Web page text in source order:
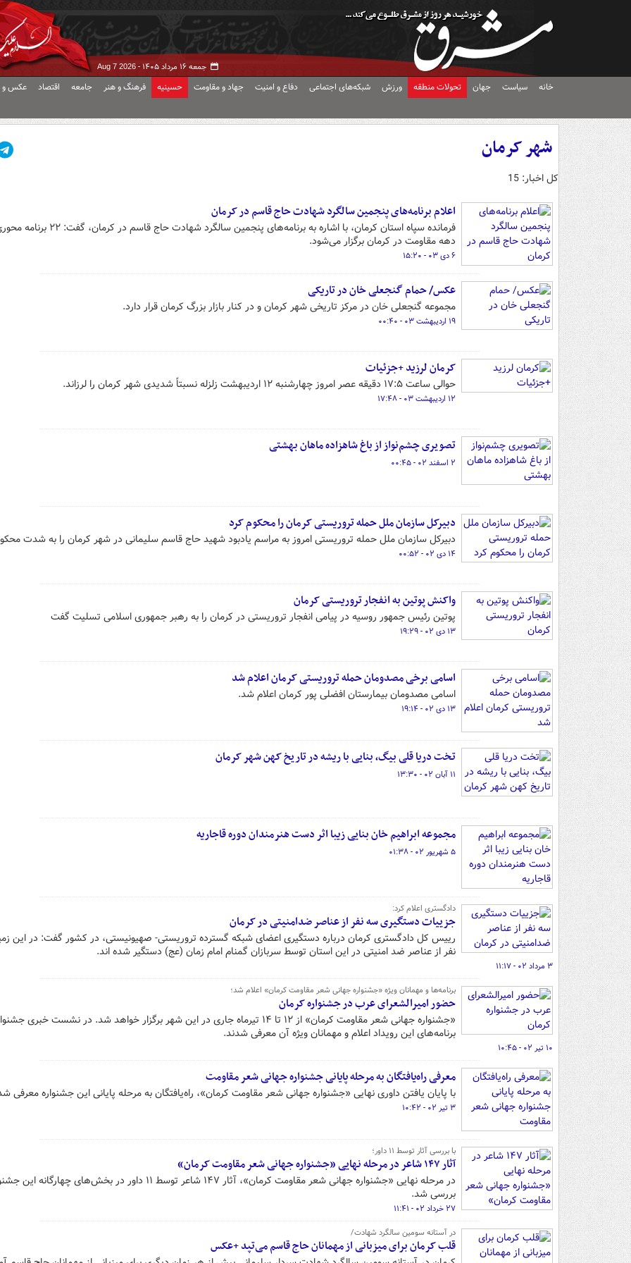
جمعه ۱۶ مرداد ۱۴۰۵ - Aug 7 2026
خانه سیاست جهان تحولات منطقه ورزش شبکه‌های اجتماعی دفاع و امنیت جهاد و مقاومت حسینیه فرهنگ و هنر جامعه اقتصاد عکس و
شهر کرمان
کل اخبار: 15
اعلام برنامه‌های پنجمین سالگرد شهادت حاج قاسم در کرمان
فرمانده سپاه استان کرمان، با اشاره به برنامه‌های پنجمین
دهه مقاومت در کرمان برگزار می‌شود.
۶ دی ۰۳ - ۱۵:۲۰
عکس/ حمام گنجعلی خان در تاریکی
مجموعه گنجعلی خان در مرکز تاریخی شهر کرمان و در کنار بازار بزرگ کرمان قرار دارد.
۱۹ اردیبهشت ۰۳ - ۰۰:۴۰
کرمان لرزید +جزئیات
حوالی ساعت ۱۷:۵ دقیقه عصر امروز چهارشنبه ۱۲ اردیبهشت زلزله نسبتاً شدیدی شهر کرمان را لرزاند.
۱۲ اردیبهشت ۰۳ - ۱۷:۴۸
تصویری چشم‌نواز از باغ شاهزاده ماهان بهشتی
۲ اسفند ۰۲ - ۰۰:۴۵
دبیرکل سازمان ملل حمله تروریستی کرمان را محکوم کرد
دبیرکل سازمان ملل حمله تروریستی امروز به مراسم یادبود شهید حاج قاسم سلیمانی در شهر کرمان را به شدت
۱۴ دی ۰۲ - ۰۰:۵۲
واکنش پوتین به انفجار تروریستی کرمان
پوتین رئیس جمهور روسیه در پیامی انفجار تروریستی در کرمان را به رهبر جمهوری اسلامی تسلیت گفت
۱۳ دی ۰۲ - ۱۹:۲۹
اسامی برخی مصدومان حمله تروریستی کرمان اعلام شد
اسامی مصدومان بیمارستان افضلی پور کرمان اعلام شد.
۱۳ دی ۰۲ - ۱۹:۱۴
تخت دریا قلی بیگ، بنایی با ریشه در تاریخ کهن شهر کرمان
۱۱ آبان ۰۲ - ۱۳:۳۰
مجموعه ابراهیم خان بنایی زیبا اثر دست هنرمندان دوره قاجاریه
۵ شهریور ۰۲ - ۰۱:۳۸
دادگستری اعلام کرد:
جزییات دستگیری سه نفر از عناصر ضدامنیتی در کرمان
رییس کل دادگستری کرمان درباره دستگیری اعضای شبکه گسترده تروریستی- صهیونیستی، در کشور گفت: در این
نفر از عناصر ضد امنیتی در این استان توسط سربازان گمنام امام زمان (عج) دستگیر شده اند.
۳ مرداد ۰۲ - ۱۱:۱۷
برنامه‌ها و مهمانان ویژه «جشنواره جهانی شعر مقاومت کرمان» اعلام شد؛
حضور امیرالشعرای عرب در جشنواره کرمان
«جشنواره جهانی شعر مقاومت کرمان» از ۱۲ تا ۱۴ تیرماه جاری در این شهر برگزار خواهد شد. در نشست خبری
برنامه‌های این رویداد اعلام و مهمانان ویژه آن معرفی شدند.
۱۰ تیر ۰۲ - ۱۰:۴۵
معرفی راه‌یافتگان به مرحله پایانی جشنواره جهانی شعر مقاومت
با پایان یافتن داوری نهایی «جشنواره جهانی شعر مقاومت کرمان»، راه‌یافتگان به مرحله پایانی این جشنواره معرفی
۳ تیر ۰۲ - ۱۰:۴۲
با بررسی آثار توسط ۱۱ داور؛
آثار ۱۴۷ شاعر در مرحله نهایی «جشنواره جهانی شعر مقاومت کرمان»
در مرحله نهایی «جشنواره جهانی شعر مقاومت کرمان»، آثار ۱۴۷ شاعر توسط ۱۱ داور در بخش‌های چهارگانه
بررسی شد.
۲۷ خرداد ۰۲ - ۱۱:۴۱
در آستانه سومین سالگرد شهادت/
قلب کرمان برای میزبانی از مهمانان حاج قاسم می‌تپد +عکس